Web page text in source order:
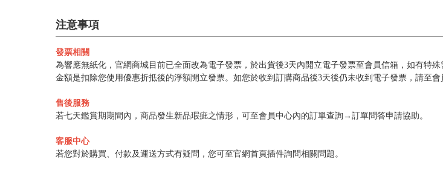
注意事項
發票相關
為響應無紙化，官網商城目前已全面改為電子發票，於出貨後3天內開立電子發票至會員信箱，如有特
金額是扣除您使用優惠折抵後的淨額開立發票。如您於收到訂購商品後3天後仍未收到電子發票，請至
售後服務
若七天鑑賞期期間內，商品發生新品瑕疵之情形，可至會員中心內的訂單查詢→訂單問答申請協助。
客服中心
若您對於購買、付款及運送方式有疑問，您可至官網首頁插件詢問相關問題。